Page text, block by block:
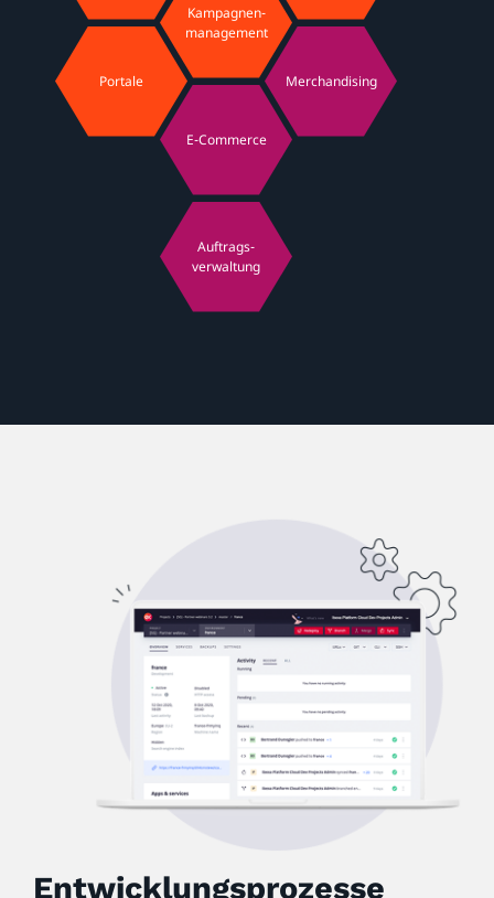
Kampagnen-
management
Portale Merchandising
E-Commerce
Auftrags-
verwaltung
Entwicklungsprozesse